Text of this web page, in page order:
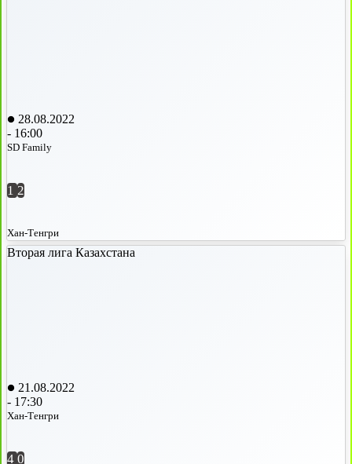
28.08.2022
- 16:00
SD Family
1 2
Хан-Тенгри
Вторая лига Казахстана
21.08.2022
- 17:30
Хан-Тенгри
4 0